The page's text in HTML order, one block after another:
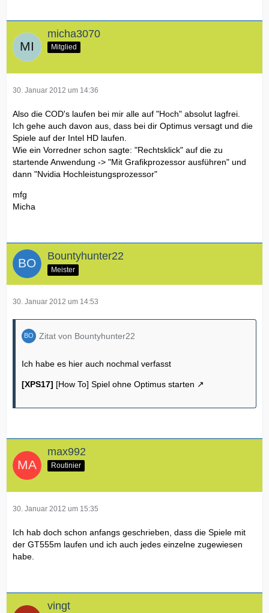
micha3070
Mitglied
30. Januar 2012 um 14:36
Also die COD's laufen bei mir alle auf "Hoch" absolut lagfrei.
Ich gehe auch davon aus, dass bei dir Optimus versagt und die
Spiele auf der Intel HD laufen.
Wie ein Vorredner schon sagte: "Rechtsklick" auf die zu
startende Anwendung -> "Mit Grafikprozessor ausführen" und
dann "Nvidia Hochleistungsprozessor"
mfg
Micha
Bountyhunter22
Meister
30. Januar 2012 um 14:53
Zitat von Bountyhunter22
Ich habe es hier auch nochmal verfasst
[XPS17] [How To] Spiel ohne Optimus starten
max992
Routinier
30. Januar 2012 um 15:35
Ich hab doch schon anfangs geschrieben, dass die Spiele mit
der GT555m laufen und ich auch jedes einzelne zugewiesen
habe.
vingt